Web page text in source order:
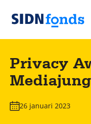
Sla de navigatie
SIDN
fonds
Privacy
26 januari 2023